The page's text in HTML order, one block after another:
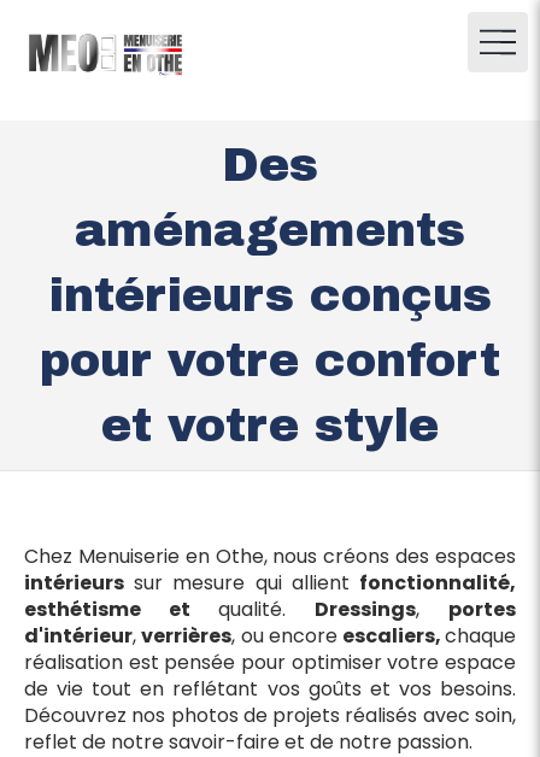
Des
aménagements
intérieurs conçus
pour votre confort
et votre style
Chez Menuiserie en Othe, nous créons des espaces
intérieurs sur mesure qui allient fonctionnalité,
esthétisme et qualité. Dressings, portes
d'intérieur,verrières, ou encore escaliers,chaque
réalisation est pensée pour optimiser votre espace
de vie tout en reflétant vos goûts et vos besoins.
Découvrez nos photos de projets réalisés avec soin,
reflet de notre savoir-faire et de notre passion.